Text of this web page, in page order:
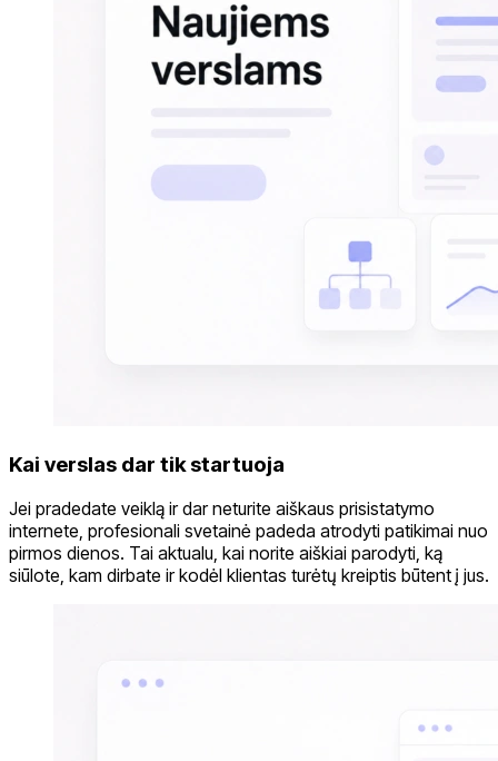
Kai verslas dar tik startuoja
Jei pradedate veiklą ir dar neturite aiškaus prisistatymo
internete, profesionali svetainė padeda atrodyti patikimai nuo
pirmos dienos. Tai aktualu, kai norite aiškiai parodyti, ką
siūlote, kam dirbate ir kodėl klientas turėtų kreiptis būtent į jus.